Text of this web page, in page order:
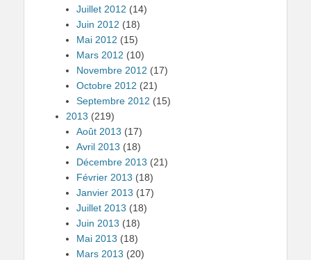
Juillet 2012 (14)
Juin 2012 (18)
Mai 2012 (15)
Mars 2012 (10)
Novembre 2012 (17)
Octobre 2012 (21)
Septembre 2012 (15)
2013 (219)
Août 2013 (17)
Avril 2013 (18)
Décembre 2013 (21)
Février 2013 (18)
Janvier 2013 (17)
Juillet 2013 (18)
Juin 2013 (18)
Mai 2013 (18)
Mars 2013 (20)